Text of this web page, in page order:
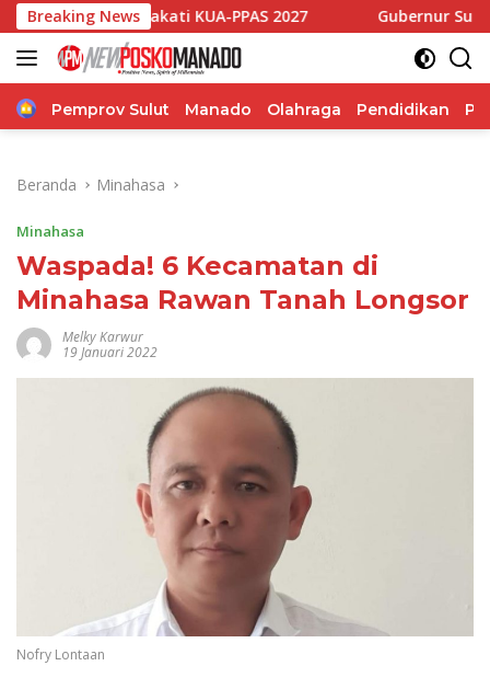
Langsung
ke
konten
Breaking News
KUA-PPAS 2027 Gubernur Sulut Canangkan
Home
Pemprov Sulut Manado Olahraga Pendidikan
Beranda Minahasa
Minahasa
Waspada! 6 Kecamatan di
Minahasa Rawan Tanah Longsor
Melky Karwur
19 Januari 2022
Nofry Lontaan